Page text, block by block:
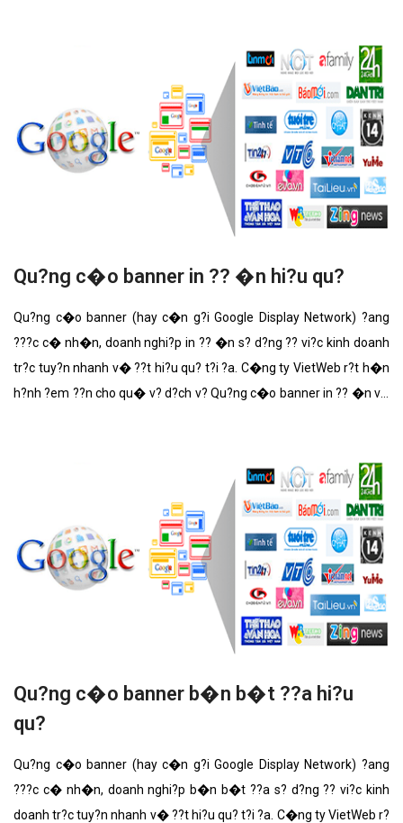
Qu?ng c�o banner in ?? �n hi?u qu?
Qu?ng c�o banner (hay c�n g?i Google Display Network) ?ang
???c c� nh�n, doanh nghi?p in ?? �n s? d?ng ?? vi?c kinh doanh
tr?c tuy?n nhanh v� ??t hi?u qu? t?i ?a. C�ng ty VietWeb r?t h�n
h?nh ?em ??n cho qu� v? d?ch v? Qu?ng c�o banner in ?? �n v?i
Qu?ng c�o banner b�n b�t ??a hi?u
qu?
Qu?ng c�o banner (hay c�n g?i Google Display Network) ?ang
???c c� nh�n, doanh nghi?p b�n b�t ??a s? d?ng ?? vi?c kinh
doanh tr?c tuy?n nhanh v� ??t hi?u qu? t?i ?a. C�ng ty VietWeb r?